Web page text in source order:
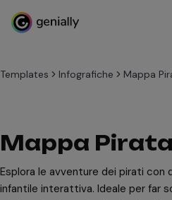
Templates Infografiche Mappa
Mappa
Esplora le avventure dei pirati con
infantile interattiva. Ideale per far